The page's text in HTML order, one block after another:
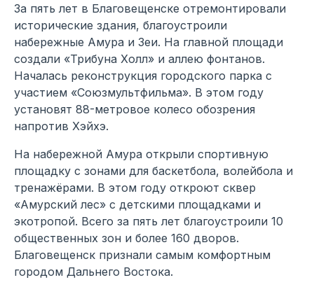
За пять лет в Благовещенске отремонтировали
исторические здания, благоустроили
набережные Амура и Зеи. На главной площади
создали «Трибуна Холл» и аллею фонтанов.
Началась реконструкция городского парка с
участием «Союзмультфильма». В этом году
установят 88-метровое колесо обозрения
напротив Хэйхэ.
На набережной Амура открыли спортивную
площадку с зонами для баскетбола, волейбола и
тренажёрами. В этом году откроют сквер
«Амурский лес» с детскими площадками и
экотропой. Всего за пять лет благоустроили 10
общественных зон и более 160 дворов.
Благовещенск признали самым комфортным
городом Дальнего Востока.